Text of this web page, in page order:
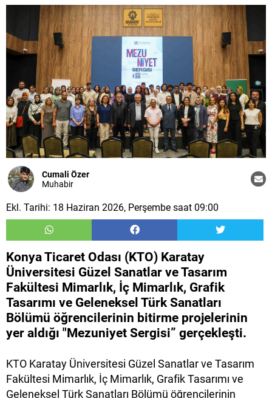
Cumali Özer
Muhabir
Ekl. Tarihi: 18 Haziran 2026, Perşembe saat 09:00
Konya Ticaret Odası (KTO) Karatay
Üniversitesi Güzel Sanatlar ve Tasarım
Fakültesi Mimarlık, İç Mimarlık, Grafik
Tasarımı ve Geleneksel Türk Sanatları
Bölümü öğrencilerinin bitirme projelerinin
yer aldığı "Mezuniyet Sergisi” gerçekleşti.
KTO Karatay Üniversitesi Güzel Sanatlar ve Tasarım
Fakültesi Mimarlık, İç Mimarlık, Grafik Tasarımı ve
Geleneksel Türk Sanatları Bölümü öğrencilerinin